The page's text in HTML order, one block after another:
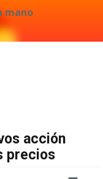
mano
acción
precios